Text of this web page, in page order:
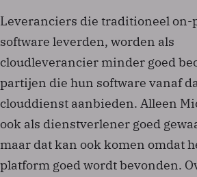
Leveranciers die traditioneel on-
software leverden, worden als
cloudleverancier minder goed
partijen die hun software vanaf
clouddienst aanbieden. Alleen
ook als dienstverlener goed
maar dat kan ook komen omdat
platform goed wordt bevonden.